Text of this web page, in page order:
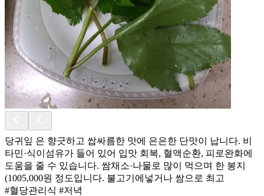
당귀잎 은 향긋하고 쌉싸름한 맛에 은은한 단맛이 납니다. 비
타민·식이섬유가 들어 있어 입맛 회복, 혈액순환, 피로완화에
도움을 줄 수 있습니다. 쌈채소·나물로 많이 먹으며 한 봉지
(1005,000원 정도입니다. 불고기에넣거나 쌈으로 최고
#혈당관리식 #저녁